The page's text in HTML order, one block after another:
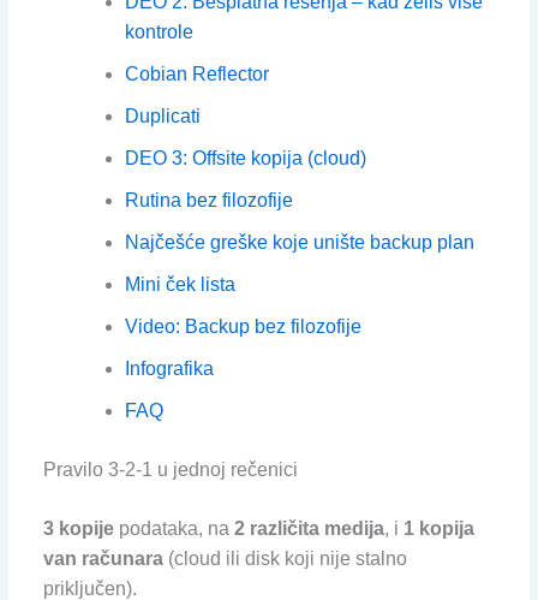
kontrole
Cobian Reflector
Duplicati
DEO 3: Offsite kopija (cloud)
Rutina bez filozofije
Najčešće greške koje unište backup plan
Mini ček lista
Video: Backup bez filozofije
Infografika
FAQ
Pravilo 3-2-1 u jednoj rečenici
3 kopijepodataka, na 2 različita medija, i 1 kopija
van računara(cloud ili disk koji nije stalno
priključen).